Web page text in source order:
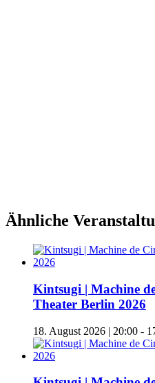
Ähnliche
Kintsugi | Machine
Theater Berlin 2026
18. August 2026 | 20:00 -